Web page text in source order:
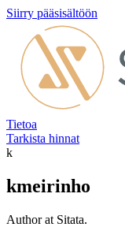
Siirry pääsisältöön
Tietoa
Tarkista hinnat
k
kmeirinho
Author at Sitata.